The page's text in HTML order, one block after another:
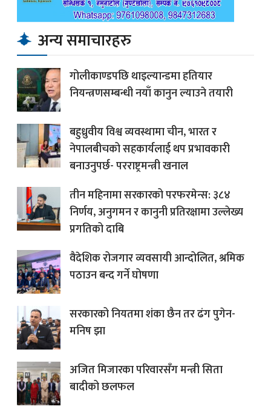
अन्य समाचारहरु
गोलीकाण्डपछि थाइल्यान्डमा हतियार
नियन्त्रणसम्बन्धी नयाँ कानुन ल्याउने तयारी
बहुध्रुवीय विश्व व्यवस्थामा चीन, भारत र
नेपालबीचको सहकार्यलाई थप प्रभावकारी
बनाउनुपर्छ- परराष्ट्रमन्त्री खनाल
तीन महिनामा सरकारको परफरमेन्स: ३८४
निर्णय, अनुगमन र कानुनी प्रतिरक्षामा उल्लेख्य
प्रगतिको दाबि
वैदेशिक रोजगार व्यवसायी आन्दोलित, श्रमिक
पठाउन बन्द गर्ने घोषणा
सरकारको नियतमा शंका छैन तर ढंग पुगेन-
मनिष झा
अजित मिजारका परिवारसँग मन्त्री सिता
बादीको छलफल